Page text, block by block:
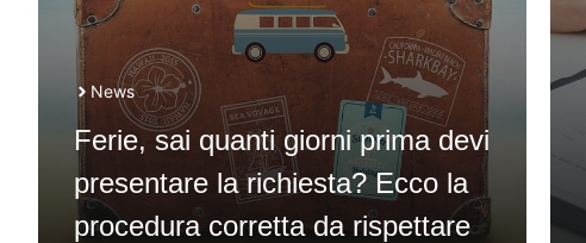
News
Ferie, sai quanti giorni prima devi
presentare la richiesta? Ecco la
procedura corretta da rispettare